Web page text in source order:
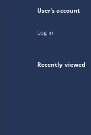
User's account
Log in
Recently viewed